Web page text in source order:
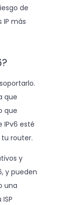
de
IP más
que
que
IPv6 esté
router.
y
y pueden
una